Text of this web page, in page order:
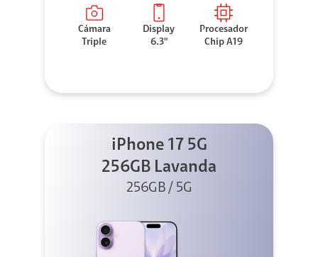
Cámara
Triple
Display
6.3"
Procesador
Chip A19
iPhone 17 5G
256GB Lavanda
256GB / 5G